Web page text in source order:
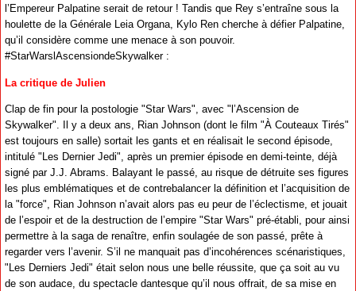
l’Empereur Palpatine serait de retour ! Tandis que Rey s’entraîne sous la
houlette de la Générale Leia Organa, Kylo Ren cherche à défier Palpatine,
qu’il considère comme une menace à son pouvoir.
#StarWarslAscensiondeSkywalker :
La critique de Julien
Clap de fin pour la postologie "Star Wars", avec "l’Ascension de
Skywalker". Il y a deux ans, Rian Johnson (dont le film "À Couteaux Tirés"
est toujours en salle) sortait les gants et en réalisait le second épisode,
intitulé "Les Dernier Jedi", après un premier épisode en demi-teinte, déjà
signé par J.J. Abrams. Balayant le passé, au risque de détruite ses figures
les plus emblématiques et de contrebalancer la définition et l’acquisition de
la "force", Rian Johnson n’avait alors pas eu peur de l’éclectisme, et jouait
de l’espoir et de la destruction de l’empire "Star Wars" pré-établi, pour ainsi
permettre à la saga de renaître, enfin soulagée de son passé, prête à
regarder vers l’avenir. S’il ne manquait pas d’incohérences scénaristiques,
"Les Derniers Jedi" était selon nous une belle réussite, que ça soit au vu
de son audace, du spectacle dantesque qu’il nous offrait, de sa mise en